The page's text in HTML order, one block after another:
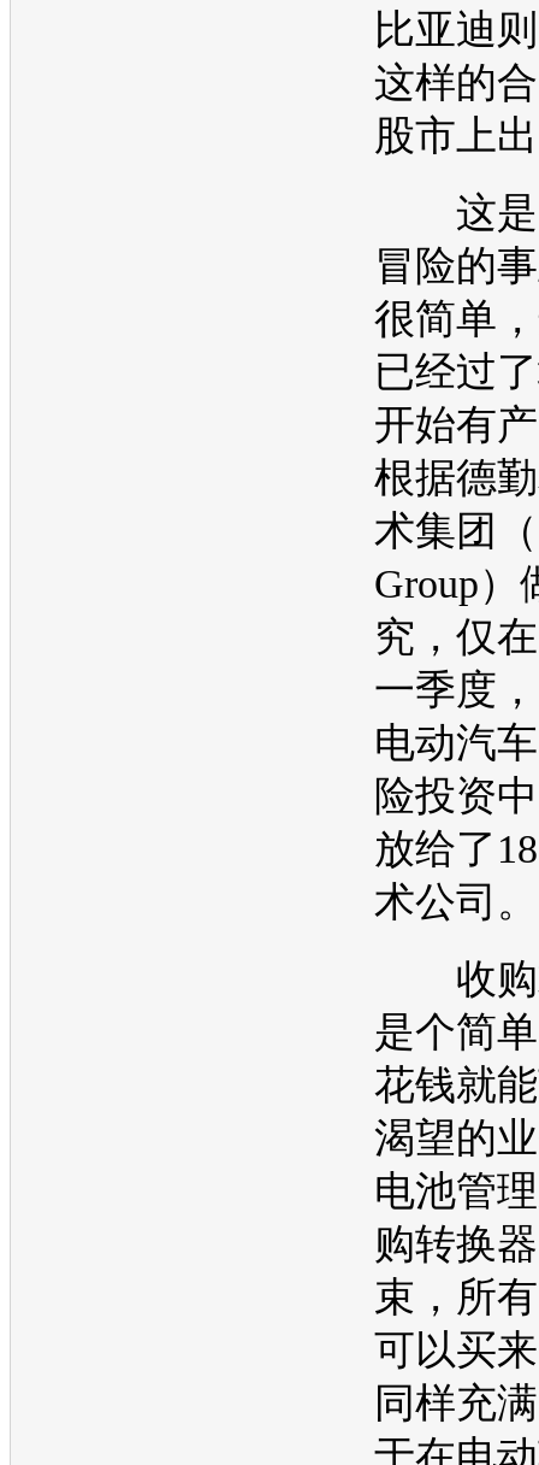
比亚迪
这样的
股市上
这是
冒险的
很简单
已经过
开始有
根据德
术集团
Group）
究，仅
一季度
电动汽车
险投资
放给了
术公司。
收购
是个简
花钱就
渴望的
电池管
购转换
束，所
可以买
同样充
于在电